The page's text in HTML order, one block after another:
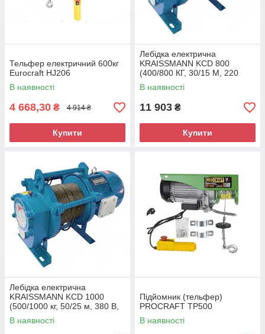
Тельфер електричний 600кг
Eurocraft HJ206
В наявності
4 668,30 ₴ 4 914 ₴
Купити
Лебідка електрична
KRAISSMANN KCD 800
(400/800 КГ, 30/15 М, 220
В,одна фаза)
В наявності
11 903 ₴
Купити
Лебідка електрична
KRAISSMANN KCD 1000
(500/1000 кг, 50/25 м, 380 В,
три фази)
В наявності
Підйомник (тельфер)
PROCRAFT ТР500
В наявності